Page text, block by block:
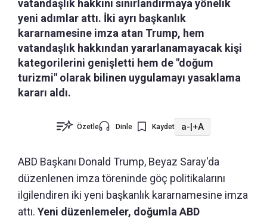
vatandaşlık hakkını sınırlandırmaya yönelik
yeni adımlar attı. İki ayrı başkanlık
kararnamesine imza atan Trump, hem
vatandaşlık hakkından yararlanamayacak kişi
kategorilerini genişletti hem de "doğum
turizmi" olarak bilinen uygulamayı yasaklama
kararı aldı.
Özetle Dinle Kaydet a-|+A
ABD Başkanı Donald Trump, Beyaz Saray'da
düzenlenen imza töreninde göç politikalarını
ilgilendiren iki yeni başkanlık kararnamesine imza
attı. Yeni düzenlemeler, doğumla ABD